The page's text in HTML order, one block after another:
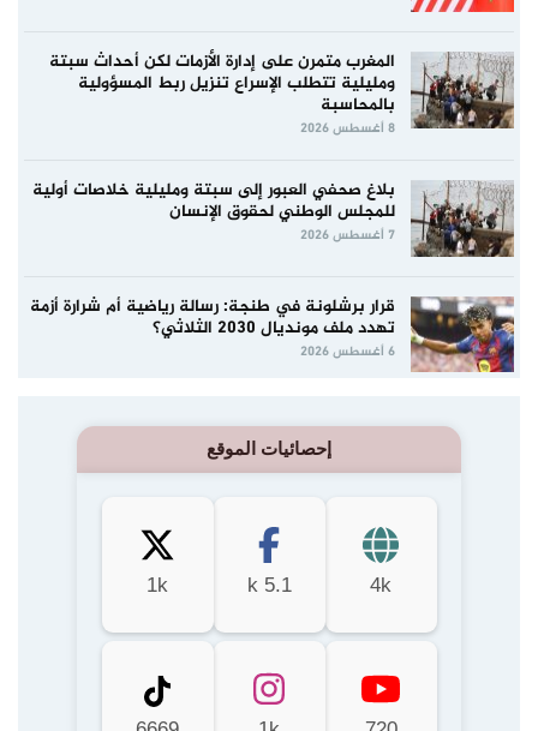
المغرب متمرن على إدارة الأزمات لكن أحداث سبتة
ومليلية تتطلب الإسراع تنزيل ربط المسؤولية
بالمحاسبة
8 أغسطس 2026
بلاغ صحفي العبور إلى سبتة ومليلية خلاصات أولية
للمجلس الوطني لحقوق الإنسان
7 أغسطس 2026
قرار برشلونة في طنجة: رسالة رياضية أم شرارة أزمة
تهدد ملف مونديال 2030 الثلاثي؟
6 أغسطس 2026
إحصائيات الموقع
4k
5.1 k
1k